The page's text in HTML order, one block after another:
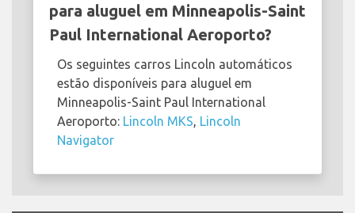
para aluguel em Minneapolis-Saint
Paul International Aeroporto?
Os seguintes carros Lincoln automáticos
estão disponíveis para aluguel em
Minneapolis-Saint Paul International
Aeroporto: Lincoln MKS Lincoln
Navigator